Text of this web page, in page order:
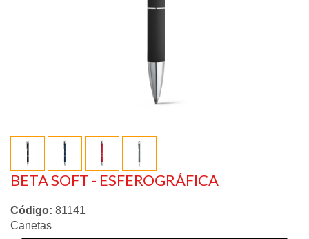
BETA SOFT - ESFEROGRÁFICA
Código: 81141
Canetas